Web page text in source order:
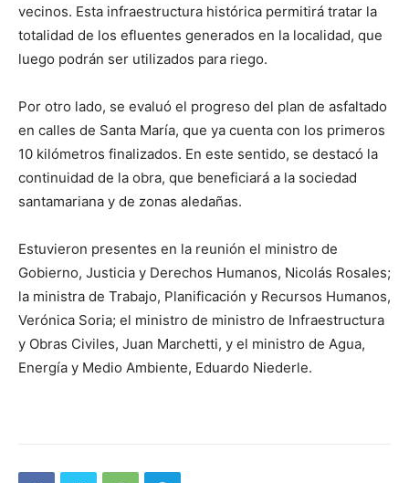
vecinos. Esta infraestructura histórica permitirá tratar la
totalidad de los efluentes generados en la localidad, que
luego podrán ser utilizados para riego.
Por otro lado, se evaluó el progreso del plan de asfaltado
en calles de Santa María, que ya cuenta con los primeros
10 kilómetros finalizados. En este sentido, se destacó la
continuidad de la obra, que beneficiará a la sociedad
santamariana y de zonas aledañas.
Estuvieron presentes en la reunión el ministro de
Gobierno, Justicia y Derechos Humanos, Nicolás Rosales;
la ministra de Trabajo, Planificación y Recursos Humanos,
Verónica Soria; el ministro de ministro de Infraestructura
y Obras Civiles, Juan Marchetti, y el ministro de Agua,
Energía y Medio Ambiente, Eduardo Niederle.